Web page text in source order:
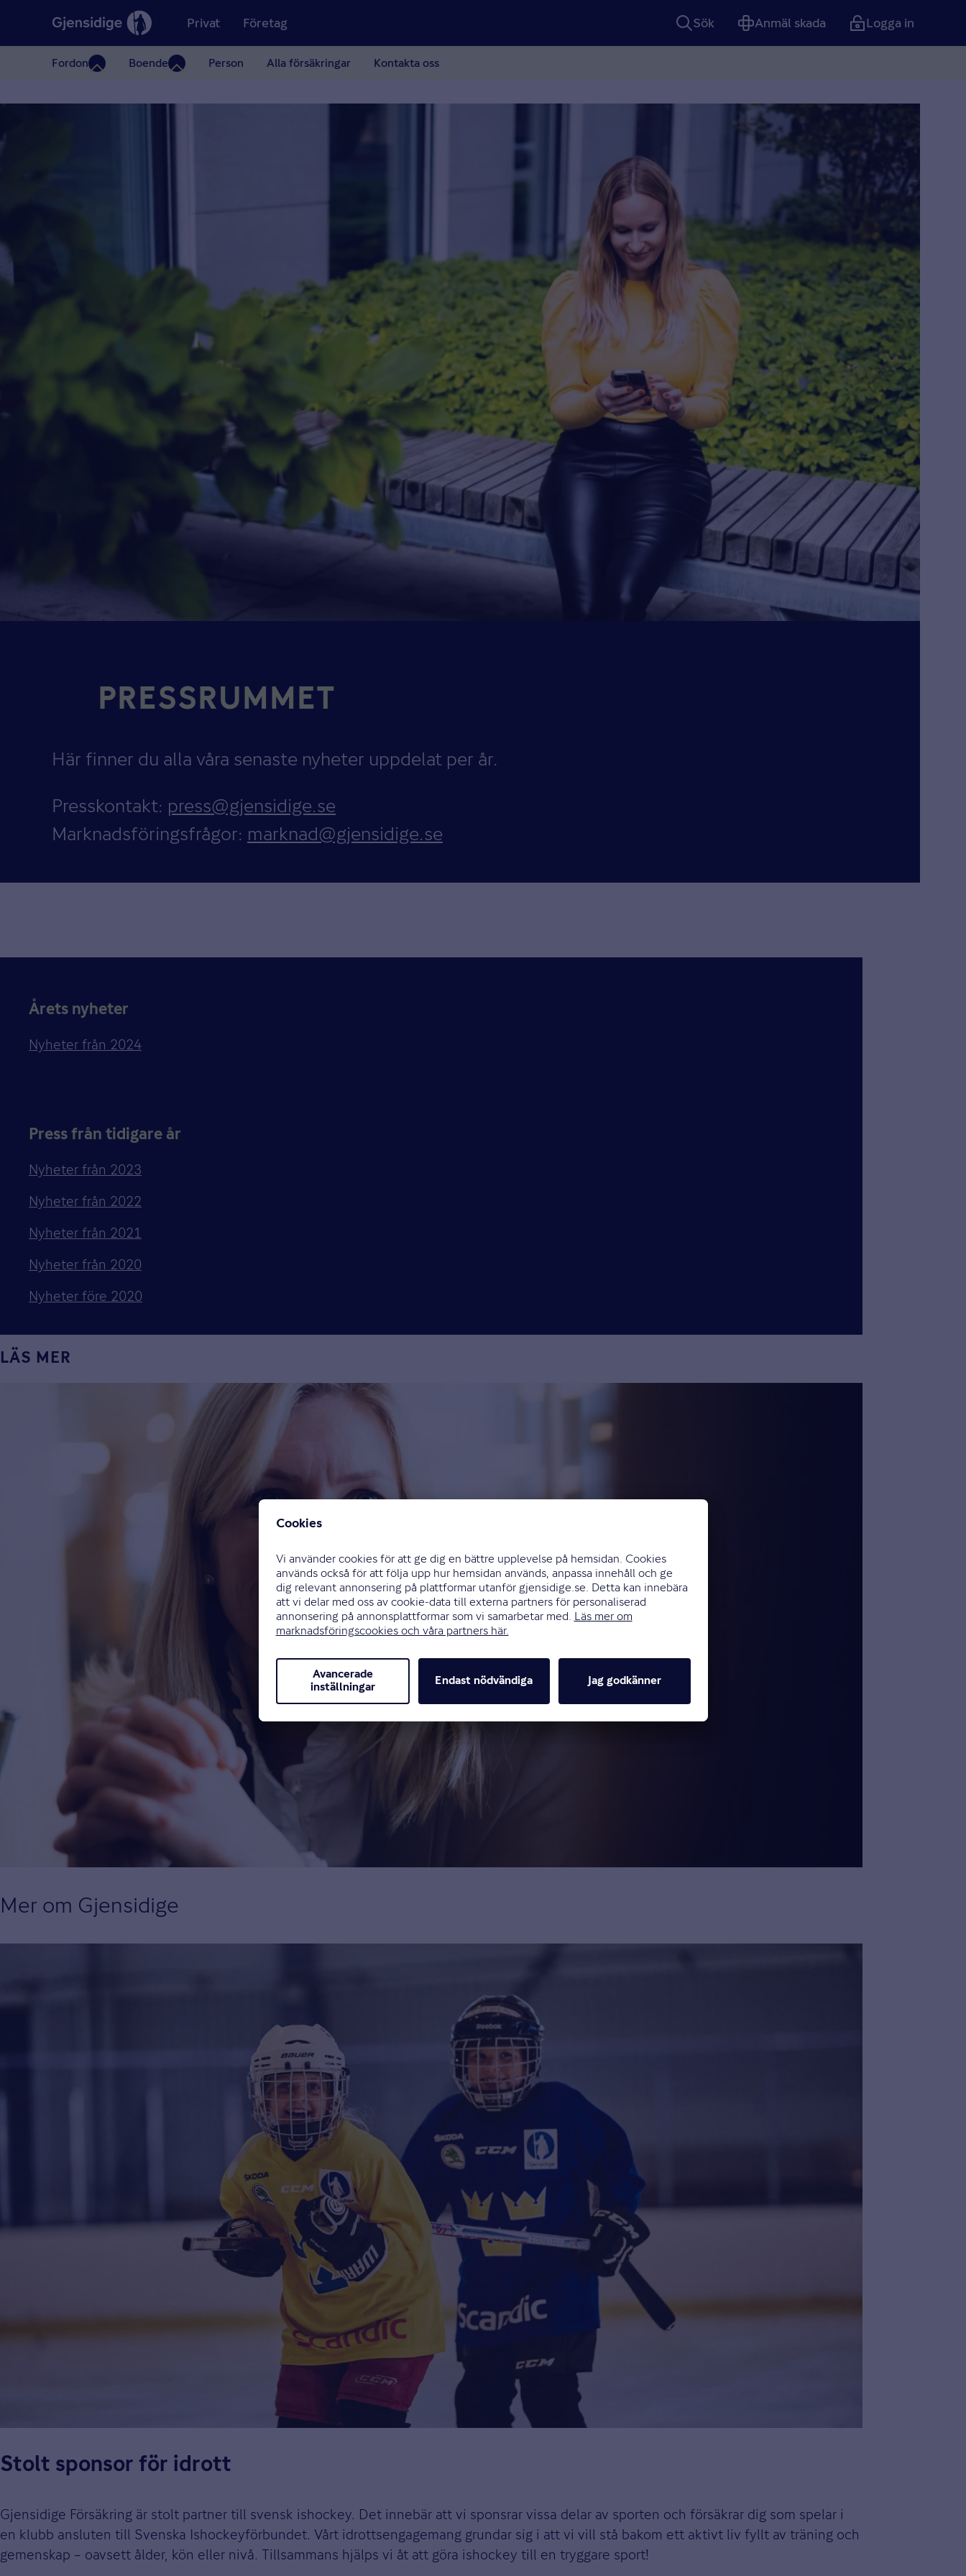
Privat
Fordon Boende Person Alla försäkringar Kontakta oss
Företag Sök Anmäl skada Logga in
PRESSRUMMET
Här finner du alla våra senaste nyheter uppdelat per år.
Presskontakt: press@gjensidige.se
Marknadsföringsfrågor: marknad@gjensidige.se
Årets nyheter
Nyheter från 2024
Press från tidigare år
Nyheter från 2023
Nyheter från 2022
Nyheter från 2021
Nyheter från 2020
Nyheter före 2020
LÄS MER
Mer om Gjensidige
Stolt sponsor för idrott
Gjensidige Försäkring är stolt partner till svensk ishockey. Det innebär att vi sponsrar vissa delar av sporten och försäkrar dig som spelar i
en klubb ansluten till Svenska Ishockeyförbundet. Vårt idrottsengagemang grundar sig i att vi vill stå bakom ett aktivt liv fyllt av träning och
gemenskap – oavsett ålder, kön eller nivå. Tillsammans hjälps vi åt att göra ishockey till en tryggare sport!